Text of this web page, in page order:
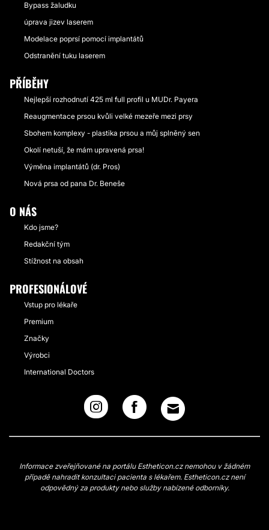
Bypass žaludku
úprava jizev laserem
Modelace poprsí pomocí implantátů
Odstranění tuku laserem
PŘÍBĚHY
Nejlepší rozhodnutí 425 ml full profil u MUDr. Payera
Reaugmentace prsou kvůli velké mezeře mezi prsy
Sbohem komplexy - plastika prsou a můj splněný sen
Okolí netuší, že mám upravená prsa!
Výměna implantátů (dr. Pros)
Nová prsa od pana Dr. Beneše
O NÁS
Kdo jsme?
Redakční tým
Stížnost na obsah
PROFESIONÁLOVÉ
Vstup pro lékaře
Premium
Značky
Výrobci
International Doctors
Informace zveřejňované na portálu Estheticon.cz nemohou v žádném
případě nahradit konzultaci pacienta s lékařem. Estheticon.cz není
odpovědný za produkty nebo služby nabízené odborníky.